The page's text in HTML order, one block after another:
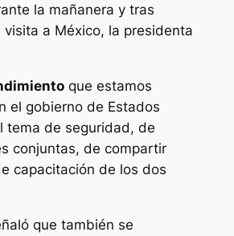
la mañanera y tras
visita a México, la presidenta
que estamos
el gobierno de Estados
tema de seguridad, de
conjuntas, de compartir
capacitación de los dos
que también se